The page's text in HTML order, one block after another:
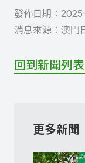
發佈日期︰
消息來源︰ 澳門
回到新聞列表
更多新聞